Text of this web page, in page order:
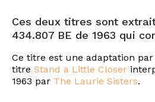
Ces deux titres sont
434.807 BE de 1963 qui
Ce titre est une adaptation par
titre Stand a Little Closer
1963 par The Laurie Sisters.